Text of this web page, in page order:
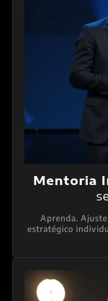
Mentoria
Aprenda.
estratégico